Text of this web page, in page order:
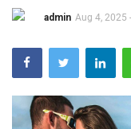
Технологии
Спорт
admin Aug 4, 2025